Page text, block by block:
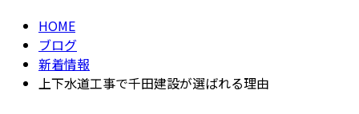
HOME
ブログ
新着情報
上下水道工事で千田建設が選ばれる理由